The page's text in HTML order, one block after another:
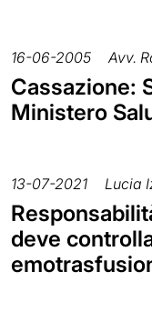
16-06-2005 Avv.
Cassazione:
Ministero
13-07-2021 Lucia
deve